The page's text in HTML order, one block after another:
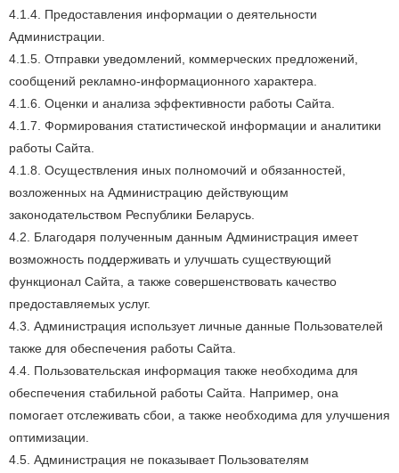
4.1.4. Предоставления информации о деятельности
Администрации.
4.1.5. Отправки уведомлений, коммерческих предложений,
сообщений рекламно-информационного характера.
4.1.6. Оценки и анализа эффективности работы Сайта.
4.1.7. Формирования статистической информации и аналитики
работы Сайта.
4.1.8. Осуществления иных полномочий и обязанностей,
возложенных на Администрацию действующим
законодательством Республики Беларусь.
4.2. Благодаря полученным данным Администрация имеет
возможность поддерживать и улучшать существующий
функционал Сайта, а также совершенствовать качество
предоставляемых услуг.
4.3. Администрация использует личные данные Пользователей
также для обеспечения работы Сайта.
4.4. Пользовательская информация также необходима для
обеспечения стабильной работы Сайта. Например, она
помогает отслеживать сбои, а также необходима для улучшения
оптимизации.
4.5. Администрация не показывает Пользователям